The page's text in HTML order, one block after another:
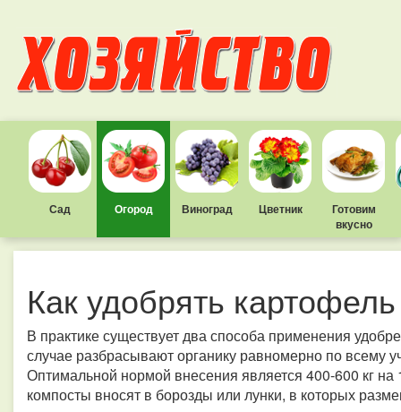
Сад Огород Виноград Цветник
Готовим
вкусно
Как удобрять картофель
В практике существует два способа применения
случае разбрасывают органику равномерно по всему
Оптимальной нормой внесения является 400-600 кг
компосты вносят в борозды или лунки, в которых